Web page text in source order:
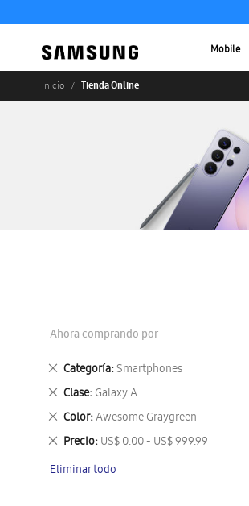
Mobile
Inicio Tienda Online
Ahora comprando por
Categoría Smartphones
Eliminar
este
artículo
Clase Galaxy A
Eliminar
este
artículo
Color Awesome Graygreen
Eliminar
este
artículo
Precio US$ 0.00 - US$ 999.99
Eliminar
artículo
Eliminar todo